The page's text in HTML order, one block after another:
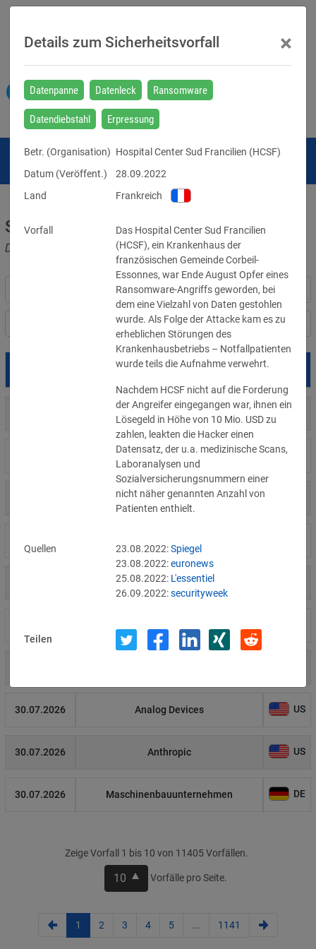
Sicherheitsvorfälle
Datenpannen, Cyber-Angriffe und Schwachstellen
Länderauswahl
Betroffene
Meta
Brown Health Medical Group-MA
AnMed
Ökovolt Solartechnik
30.07.2026 Analog Devices US
30.07.2026 Anthropic US
30.07.2026 Maschinenbauunternehmen DE
Zeige Vorfall 1 bis 10 von 11405 Vorfällen.
10 Vorfälle pro Seite.
1 2 3 4 5 ... 1141
Details zum Sicherheitsvorfall ×
Datenpanne Datenleck Ransomware
Datendiebstahl Erpressung
Betr. (Organisation) Hospital Center Sud Francilien (HCSF)
Datum (Veröffent.)
28.09.2022
Land
Frankreich
Vorfall
Das Hospital Center Sud Francilien
(HCSF), ein Krankenhaus der
französischen Gemeinde Corbeil-
Essonnes, war Ende August Opfer eines
Ransomware-Angriffs geworden, bei
dem eine Vielzahl von Daten gestohlen
wurde. Als Folge der Attacke kam es zu
erheblichen Störungen des
Krankenhausbetriebs – Notfallpatienten
wurde teils die Aufnahme verwehrt.
Nachdem HCSF nicht auf die Forderung
der Angreifer eingegangen war, ihnen ein
Lösegeld in Höhe von 10 Mio. USD zu
zahlen, leakten die Hacker einen
Datensatz, der u.a. medizinische Scans,
Laboranalysen und
Sozialversicherungsnummern einer
nicht näher genannten Anzahl von
Patienten enthielt.
Quellen 23.08.2022:Spiegel
23.08.2022:euronews
25.08.2022: L'essentiel
26.09.2022:securityweek
Teilen